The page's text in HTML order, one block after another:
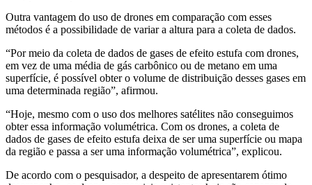
Outra vantagem do uso de drones em comparação com esses
métodos é a possibilidade de variar a altura para a coleta de dados.
“Por meio da coleta de dados de gases de efeito estufa com drones,
em vez de uma média de gás carbônico ou de metano em uma
superfície, é possível obter o volume de distribuição desses gases em
uma determinada região”, afirmou.
“Hoje, mesmo com o uso dos melhores satélites não conseguimos
obter essa informação volumétrica. Com os drones, a coleta de
dados de gases de efeito estufa deixa de ser uma superfície ou mapa
da região e passa a ser uma informação volumétrica”, explicou.
De acordo com o pesquisador, a despeito de apresentarem ótimo